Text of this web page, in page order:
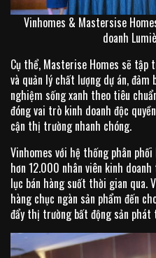
Vinhomes & Mastersise
doanh
Cụ thể, Masterise Homes sẽ tập
và quản lý chất lượng dự án, đảm
nghiệm sống xanh theo tiêu
đóng vai trò kinh doanh độc
cận thị trường nhanh chóng.
Vinhomes với hệ thống phân
hơn 12.000 nhân viên kinh
lục bán hàng suốt thời gian qua.
hàng chục ngàn sản phẩm đến
đẩy thị trường bất động sản phát